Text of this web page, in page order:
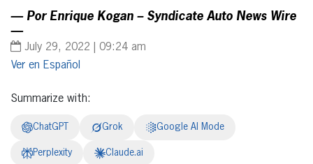
— Por Enrique Kogan – Syndicate Auto News Wire
—
July 29, 2022 | 09:24 am
Español
Summarize with:
ChatGPT Grok Google AI Mode
Perplexity Claude.ai